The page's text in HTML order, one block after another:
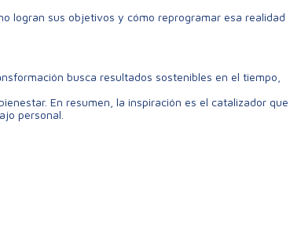
logran sus objetivos y cómo reprogramar esa realidad
busca resultados sostenibles en el tiempo,
En resumen, la inspiración es el catalizador que
personal.